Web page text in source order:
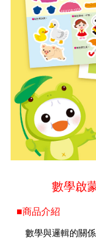
數學啟
■商品介紹
數學與邏輯的關